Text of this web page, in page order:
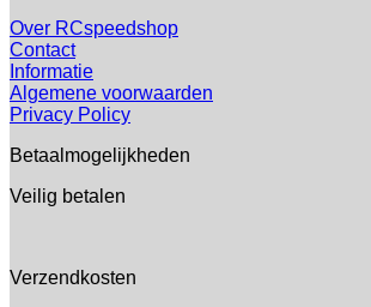
Over RCspeedshop
Contact
Informatie
Algemene voorwaarden
Privacy Policy
Betaalmogelijkheden
Veilig betalen
Verzendkosten